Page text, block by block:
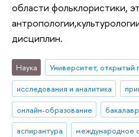
области фольклористики,
дисциплин.
Наука
Университет, открытый
исследования и аналитика
онлайн-образование
аспирантура
международное